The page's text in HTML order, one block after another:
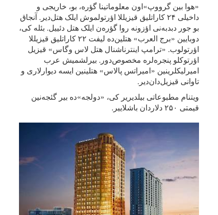
«هوا بین گرووپ»اون معلوماتینا گؤره، بو، خاریجی و
داخیلی ۲۴ کاراتلیق قیزیللا اؤرتولموش ایلک هتل‌دیر. آنجاق
بو جور دبدبه‌نی اؤزونه روا گؤره‌ن ایلک هتل دئییل. بئله کی،
دوبایین «برج العرب» هتلین‌ده لیفت ۲۲ کاراتلیق قیزیللا
اؤرتولوب. «ترامپ اینترناشنال هتل لاس وگاس» قیزیل
اؤرتوکلو پنجره‌لره مخصوص‌دور. بیرلشمیش عرب
امیرلیکلرینین «امیراتس پالاس» هتلینین ایسه دیوارلاری و
تاوانی قیزیل‌دان‌دیر.
ویتنام مطبوعاتی بیلدیریر کی، «دولجه»ده بیر گئجه‌نین
قیمتی ۲۵۰ دلاردان باشلاییر.